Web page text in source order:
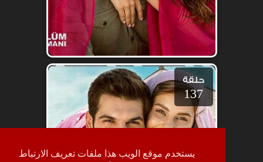
يستخدم موقع الويب هذا ملفات تعريف الارتباط
حلقة
137